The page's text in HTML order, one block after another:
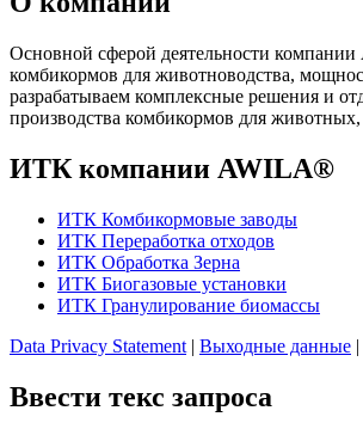
Основной сферой деятельности
комбикормов для животноводства,
разрабатываем комплексные решения и
производства комбикормов для
ИТК компании AWILA®
ИТК Комбикормовые заводы
ИТК Переработка отходов
ИТК Обработка Зерна
ИТК Биогазовые установки
ИТК Гранулирование биомассы
Data Privacy Statement | Выходные данные
Ввести текс запроса